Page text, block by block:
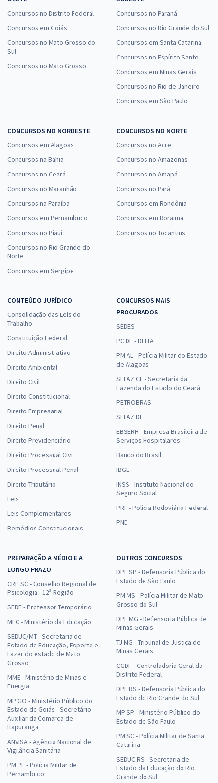
Concursos no Distrito Federal
Concursos em Goiás
Concursos no Mato Grosso do
Sul
Concursos no Mato Grosso
Concursos no Paraná
Concursos no Rio Grande do Sul
Concursos em Santa Catarina
Concursos no Espírito Santo
Concursos em Minas Gerais
Concursos no Rio de Janeiro
Concursos em São Paulo
CONCURSOS NO NORDESTE
Concursos em Alagoas
Concursos na Bahia
Concursos no Ceará
Concursos no Maranhão
Concursos na Paraíba
Concursos em Pernambuco
Concursos no Piauí
Concursos no Rio Grande do
Norte
Concursos em Sergipe
CONCURSOS NO NORTE
Concursos no Acre
Concursos no Amazonas
Concursos no Amapá
Concursos no Pará
Concursos em Rondônia
Concursos em Roraima
Concursos no Tocantins
CONTEÚDO JURÍDICO
Consolidação das Leis do
Trabalho
Constituição Federal
Direito Administrativo
Direito Ambiental
Direito Civil
Direito Constitucional
Direito Empresarial
Direito Penal
Direito Previdenciário
Direito Processual Civil
Direito Processual Penal
Direito Tributário
Leis
Leis Complementares
Remédios Constitucionais
CONCURSOS MAIS
PROCURADOS
SEDES
PC DF - DELTA
PM AL - Polícia Militar do Estado
de Alagoas
SEFAZ CE - Secretaria da
Fazenda do Estado do Ceará
PETROBRAS
SEFAZ DF
EBSERH - Empresa Brasileira de
Serviços Hospitalares
Banco do Brasil
IBGE
INSS - Instituto Nacional do
Seguro Social
PRF - Polícia Rodoviária Federal
PND
PREPARAÇÃO A MÉDIO E A
LONGO PRAZO
CRP SC - Conselho Regional de
Psicologia - 12ª Região
SEDF - Professor Temporário
MEC - Ministério da Educação
SEDUC/MT - Secretaria de
Estado de Educação, Esporte e
Lazer do estado de Mato
Grosso
MME - Ministério de Minas e
Energia
MP GO - Ministério Público do
Estado de Goiás - Secretário
Auxiliar da Comarca de
Itapuranga
ANVISA - Agência Nacional de
Vigilância Sanitária
PM PE - Polícia Militar de
Pernambuco
OUTROS CONCURSOS
DPE SP - Defensoria Pública do
Estado de São Paulo
PM MS - Polícia Militar de Mato
Grosso do Sul
DPE MG - Defensoria Pública de
Minas Gerais
TJ MG - Tribunal de Justiça de
Minas Gerais
CGDF - Controladoria Geral do
Distrito Federal
DPE RS - Defensoria Pública do
Estado do Rio Grande do Sul
MP SP - Ministério Público do
Estado de São Paulo
PM SC - Polícia Militar de Santa
Catarina
SEDUC RS - Secretaria de
Estado da Educação do Rio
Grande do Sul